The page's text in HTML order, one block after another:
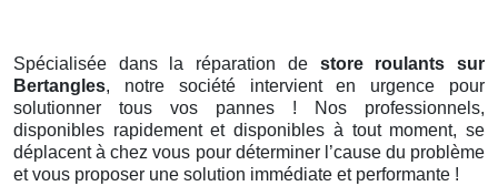
Spécialisée dans la réparation de store roulants sur
Bertangles, notre société intervient en urgence pour
solutionner tous vos pannes ! Nos professionnels,
disponibles rapidement et disponibles à tout moment, se
déplacent à chez vous pour déterminer l’cause du problème
et vous proposer une solution immédiate et performante !